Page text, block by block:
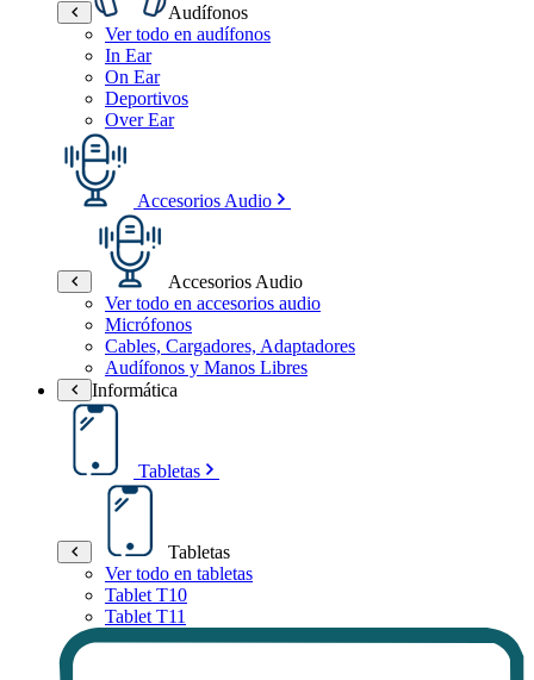
Audífonos
Ver todo en audífonos
In Ear
On Ear
Deportivos
Over Ear
Accesorios Audio
Accesorios Audio
Ver todo en accesorios audio
Micrófonos
Cables, Cargadores, Adaptadores
Audífonos y Manos Libres
Informática
Tabletas
Tabletas
Ver todo en tabletas
Tablet T10
Tablet T11